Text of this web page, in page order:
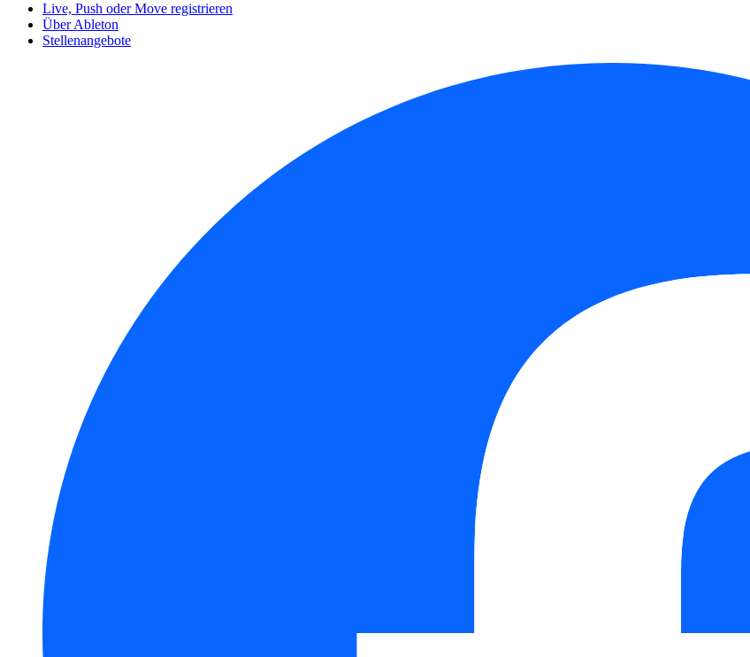
Live, Push oder Move registrieren
Über Ableton
Stellenangebote